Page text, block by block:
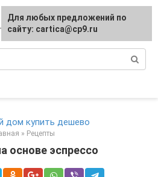
и приготовление
дом купить дешево
» Рецепты
основе эспрессо
Для любых предложений по
сайту: cartica@cp9.ru